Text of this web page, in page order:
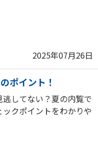
2025年07月26日
ポイント！
してない？夏の内覧で
クポイントをわかりや